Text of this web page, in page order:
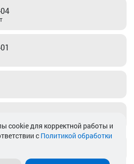
cookie для корректной работы и
с Политикой обработки